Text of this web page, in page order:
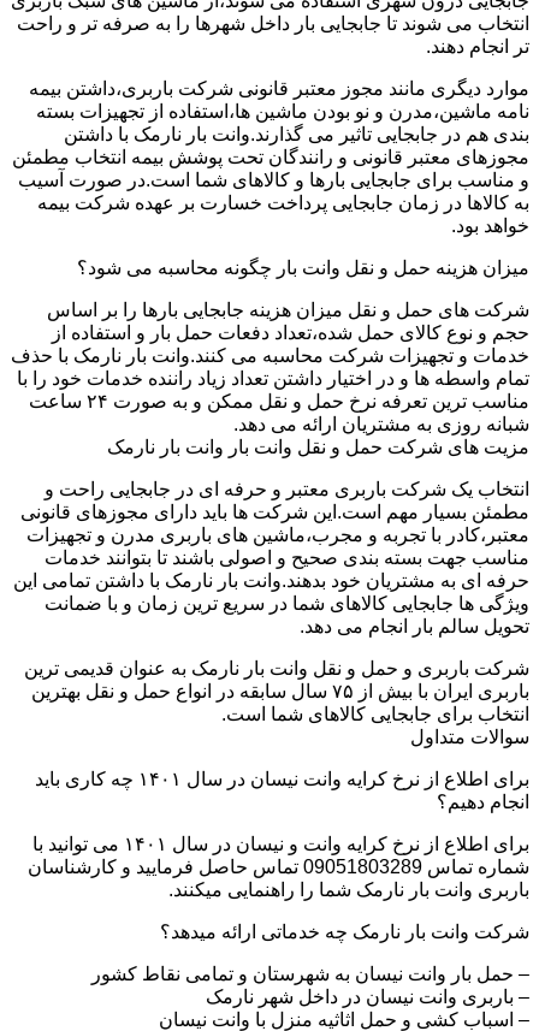
انتخاب می شوند تا جابجایی بار داخل شهرها را به صرفه تر و راحت
تر انجام دهند.
موارد دیگری مانند مجوز معتبر قانونی شرکت باربری،داشتن بیمه
نامه ماشین،مدرن و نو بودن ماشین ها،استفاده از تجهیزات بسته
بندی هم در جابجایی تاثیر می گذارند.وانت بار نارمک با داشتن
مجوزهای معتبر قانونی و رانندگان تحت پوشش بیمه انتخاب مطمئن
و مناسب برای جابجایی بارها و کالاهای شما است.در صورت آسیب
به کالاها در زمان جابجایی پرداخت خسارت بر عهده شرکت بیمه
خواهد بود.
میزان هزینه حمل و نقل وانت بار چگونه محاسبه می شود؟
شرکت های حمل و نقل میزان هزینه جابجایی بارها را بر اساس
حجم و نوع کالای حمل شده،تعداد دفعات حمل بار و استفاده از
خدمات و تجهیزات شرکت محاسبه می کنند.وانت بار نارمک با حذف
تمام واسطه ها و در اختیار داشتن تعداد زیاد راننده خدمات خود را با
مناسب ترین تعرفه نرخ حمل و نقل ممکن و به صورت ۲۴ ساعت
شبانه روزی به مشتریان ارائه می دهد.
مزیت های شرکت حمل و نقل وانت بار وانت بار نارمک
انتخاب یک شرکت باربری معتبر و حرفه ای در جابجایی راحت و
مطمئن بسیار مهم است.این شرکت ها باید دارای مجوزهای قانونی
معتبر،کادر با تجربه و مجرب،ماشین های باربری مدرن و تجهیزات
مناسب جهت بسته بندی صحیح و اصولی باشند تا بتوانند خدمات
حرفه ای به مشتریان خود بدهند.وانت بار نارمک با داشتن تمامی این
ویژگی ها جابجایی کالاهای شما در سریع ترین زمان و با ضمانت
تحویل سالم بار انجام می دهد.
شرکت باربری و حمل و نقل وانت بار نارمک به عنوان قدیمی ترین
باربری ایران با بیش از ۷۵ سال سابقه در انواع حمل و نقل بهترین
انتخاب برای جابجایی کالاهای شما است.
سوالات متداول
برای اطلاع از نرخ کرایه وانت نیسان در سال ۱۴۰۱ چه کاری باید
انجام دهیم؟
برای اطلاع از نرخ کرایه وانت و نیسان در سال ۱۴۰۱ می توانید با
شماره تماس 09051803289 تماس حاصل فرمایید و کارشناسان
باربری وانت بار نارمک شما را راهنمایی میکنند.
شرکت وانت بار نارمک چه خدماتی ارائه میدهد؟
– حمل بار وانت نیسان به شهرستان و تمامی نقاط کشور
– باربری وانت نیسان در داخل شهر نارمک
– اسباب کشی و حمل اثاثیه منزل با وانت نیسان